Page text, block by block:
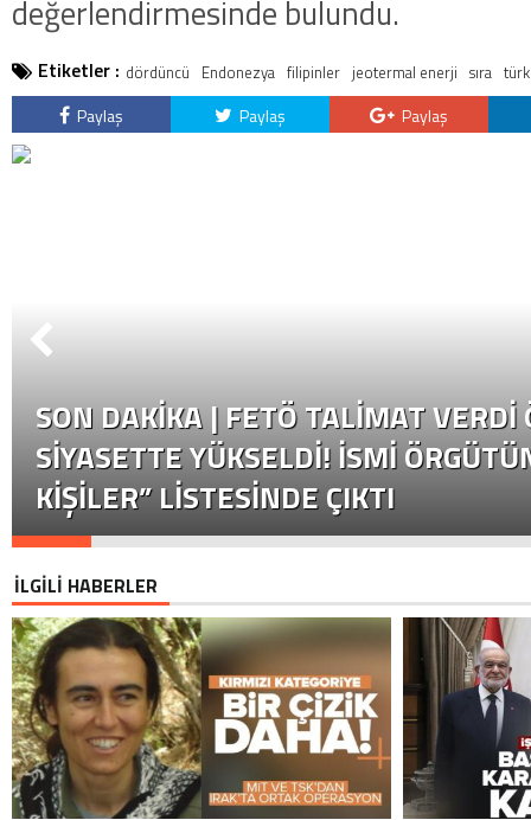
değerlendirmesinde bulundu.
Etiketler : dördüncü Endonezya filipinler jeotermal enerji sıra
Paylaş Paylaş Paylaş
SON DAKİKA | FETÖ TALIMAT VERDI
SIYASETTE YÜKSELDI! İSMI
KIŞILER” LISTESINDE ÇIKTI
İLGİLİ HABERLER